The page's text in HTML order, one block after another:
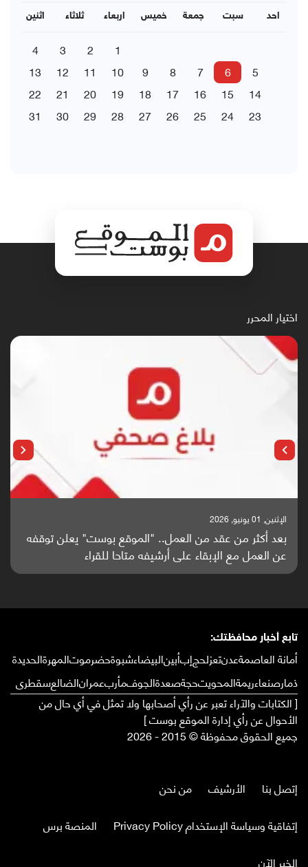
اثنين ثلاثاء اربعاء خميس جمعة سبت احد
1
2
3
4
5
6
7
8
9
10
11
12
13
14
15
16
17
18
19
20
21
22
23
24
25
26
27
28
29
30
31
اختيار المحرر
الإثنين, 25 مايو, 2026
باحثون من اليمن يدخلون سباق أبحاث ألزهايمر بدراسة
واعدة منشورة عالميا (ترجمة)
تابع أخبار محافظتك:
أمانة العاصمةعدنتعزلحجإبأبينالبيضاءشبوةحضرموتالمهرةالحديدة
ذمارصنعاءريمةالمحويتحجةصعدةالجوفمأربعمرانالضالعسقطرى
[ الكتابات والآراء تعبر عن رأي أصحابها ولا تمثل في أي حال من
الأحوال عن رأي إدارة الموقع بوست ]
جميع الحقوق محفوظة © 2015 - 2026
إتصل بنا الأرشيف
من نحن
إتفاقية وسياسة الإستخدام Privacy Policy
المنصة برس
الخبر الآن